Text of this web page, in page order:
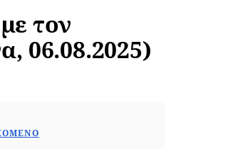
τον
06.08.2025)